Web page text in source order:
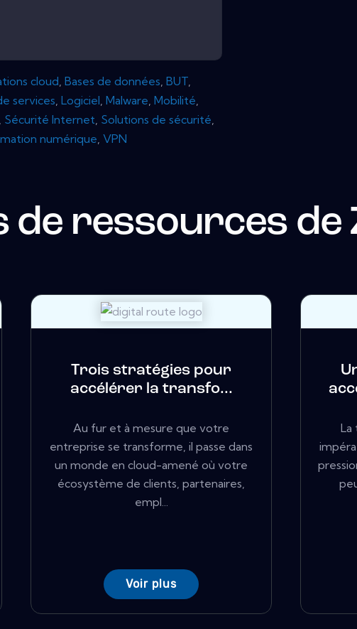
cloud, Bases de données, BUT,
services, Logiciel, Malware, Mobilité,
, Sécurité Internet, Solutions de sécurité,
numérique, VPN
de ressources de
Trois stratégies pour
accélérer la transfo...
Au fur et à mesure que votre
entreprise se transforme, il passe dans
un monde en cloud-amené où votre
écosystème de clients, partenaires,
empl...
Voir plus
La